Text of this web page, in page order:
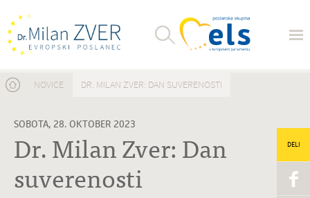
Nahajate se tukaj
NOVICE DR. MILAN ZVER: DAN SUVERENOSTI
SOBOTA, 28. OKTOBER 2023
Dr. Milan Zver: Dan
suverenosti
DELI